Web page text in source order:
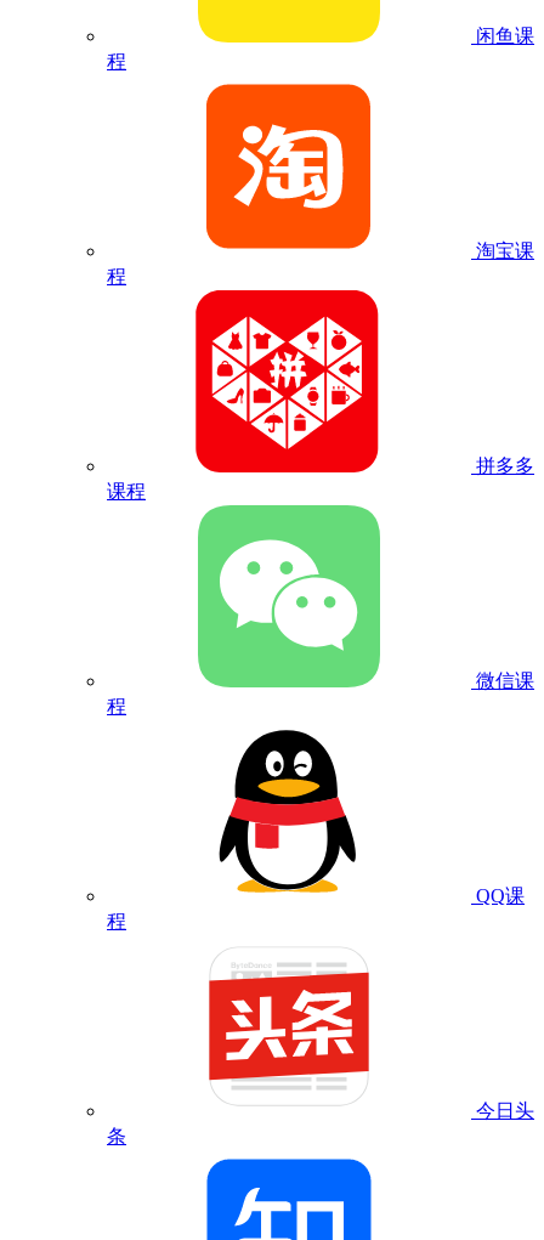
闲鱼课
程
淘宝课
程
拼多多
课程
微信课
程
QQ课
程
今日头
条